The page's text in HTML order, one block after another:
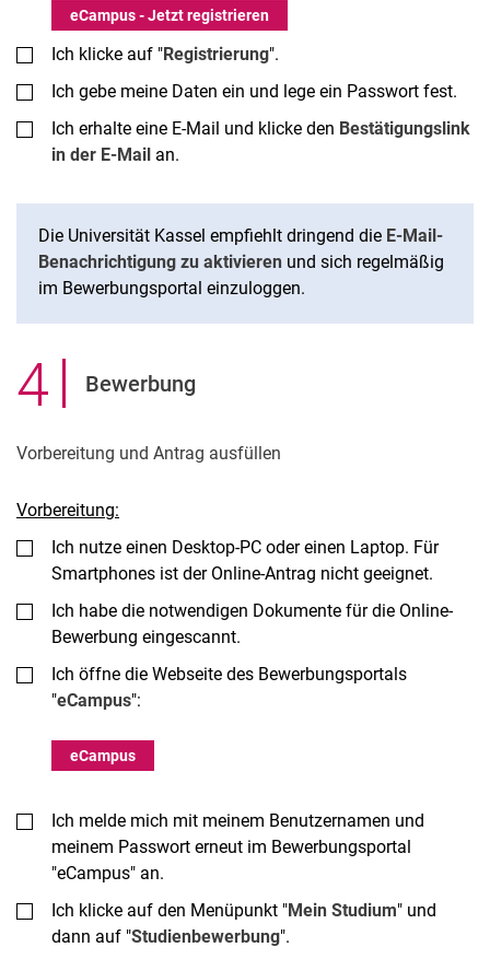
eCampus - Jetzt registrieren
Ich klicke auf "Registrierung".
Ich gebe meine Daten ein und lege ein Passwort fest.
Ich erhalte eine E-Mail und klicke den Bestätigungslink
in der E-Mail an.
Die Universität Kassel empfiehlt dringend die E-Mail-
Benachrichtigung zu aktivieren und sich regelmäßig
im Bewerbungsportal einzuloggen.
4. Bewerbung
Vorbereitung und Antrag ausfüllen
Vorbereitung:
Ich nutze einen Desktop-PC oder einen Laptop. Für
Smartphones ist der Online-Antrag nicht geeignet.
Ich habe die notwendigen Dokumente für die Online-
Bewerbung eingescannt.
Ich öffne die Webseite des Bewerbungsportals
"eCampus":
eCampus
Ich melde mich mit meinem Benutzernamen und
meinem Passwort erneut im Bewerbungsportal
"eCampus" an.
Ich klicke auf den Menüpunkt "Mein Studium" und
dann auf "Studienbewerbung".